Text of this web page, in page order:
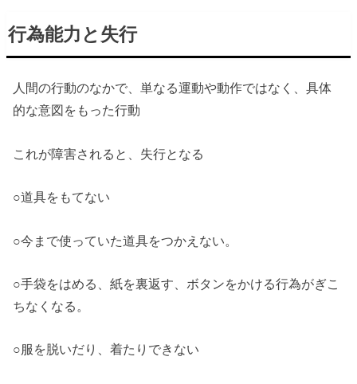
行為能力と失行
人間の行動のなかで、単なる運動や動作ではなく、具体
的な意図をもった行動
これが障害されると、失行となる
○道具をもてない
○今まで使っていた道具をつかえない。
○手袋をはめる、紙を裏返す、ボタンをかける行為がぎこ
ちなくなる。
○服を脱いだり、着たりできない